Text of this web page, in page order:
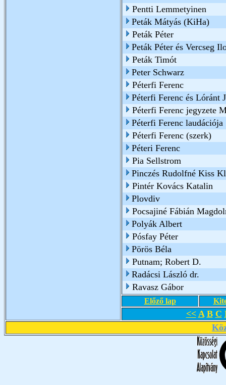
Pentti Lemmetyinen
Peták Mátyás (KiHa)
Peták Péter
Peták Péter és Vercseg
Peták Timót
Peter Schwarz
Péterfi Ferenc
Péterfi Ferenc és Lóránt
Péterfi Ferenc jegyzete
Péterfi Ferenc laudációja
Péterfi Ferenc (szerk)
Péteri Ferenc
Pia Sellstrom
Pinczés Rudolfné Kiss
Pintér Kovács Katalin
Plovdiv
Pocsajiné Fábián
Polyák Albert
Pósfay Péter
Pörös Béla
Putnam; Robert D.
Radácsi László dr.
Ravasz Gábor
Előző lap
<< A B C